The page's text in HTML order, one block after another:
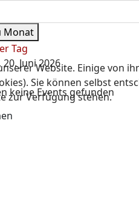
Monat
Tag
Juni 2026
keine Events gefunden
Website. Einige von
Sie können selbst
zur Verfügung stehen.